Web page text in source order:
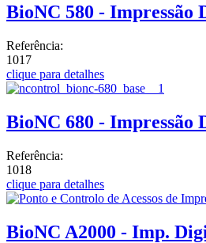
BioNC 580 - Impressão
Referência:
1017
clique para detalhes
BioNC 680 - Impressão
Referência:
1018
clique para detalhes
BioNC A2000 - Imp.